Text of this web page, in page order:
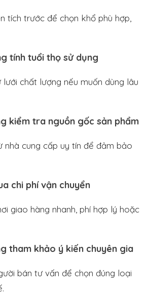
tích trước để chọn khổ phù hợp,
tính tuổi thọ sử dụng
chất lượng nếu muốn dùng lâu
kiểm tra nguồn gốc sản phẩm
nhà cung cấp uy tín để đảm bảo
chi phí vận chuyển
giao hàng nhanh, phí hợp lý hoặc
tham khảo ý kiến chuyên gia
bán tư vấn để chọn đúng loại